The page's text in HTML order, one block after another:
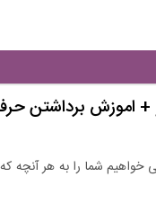
+ اموزش برداشتن
شما را به هر آنچه که